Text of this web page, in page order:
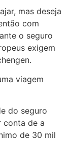
mas deseja
com
o seguro
exigem
viagem
do seguro
conta de a
de 30 mil